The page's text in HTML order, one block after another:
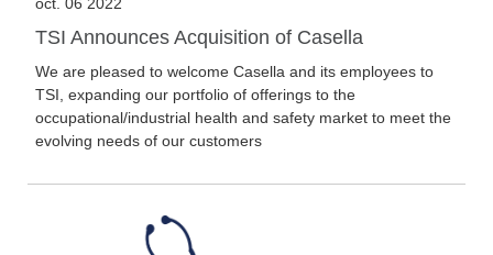
TSI Announces Acquisition of Casella
We are pleased to welcome Casella and its employees to
TSI, expanding our portfolio of offerings to the
occupational/industrial health and safety market to meet the
evolving needs of our customers